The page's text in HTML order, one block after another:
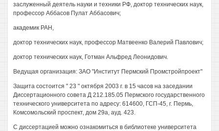
заслуженный деятель науки и техники РФ, доктор технических наук,
профессор Аббасов Пулат Аббасович;
академик РАН,
доктор технических наук, профессор Матвеенко Валерий Павлович;
доктор технических наук, Готман Альфред Леонидович.
Ведущая организация: ЗАО "Институт Пермский Промстройпроект"
Защита состоится " 23 " октября 2003 г. в 15 часов на заседании
Диссертационного совета Д 212.185.05 Пермского государственного
технического университета по адресу: 614600, ГСП-45, г. Пермь,
Комсомольский проспект, дом 29а, ауд. 423.
С диссертацией можно ознакомиться в библиотеке университета